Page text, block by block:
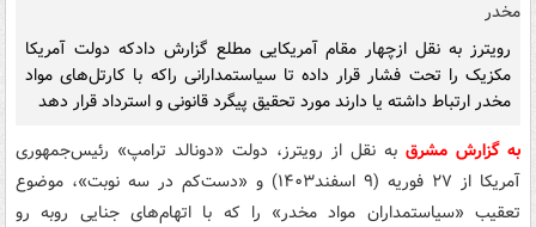
رویترز به نقل ازچهار مقام آمریکایی مطلع گزارش دادکه دولت آمریکا
مکزیک را تحت فشار قرار داده تا سیاستمدارانی راکه با کارتل‌های مواد
مخدر ارتباط داشته یا دارند مورد تحقیق پیگرد قانونی و استرداد قرار دهد
به گزارش مشرق به نقل از رویترز، دولت «دونالد ترامپ» رئیس‌جمهوری
آمریکا از ۲۷ فوریه (۹ اسفند۱۴۰۳) و «دست‌کم در سه نوبت»، موضوع
تعقیب «سیاستمداران مواد مخدر» را که با اتهام‌های جنایی روبه رو